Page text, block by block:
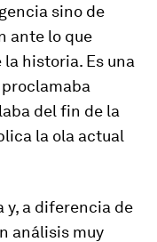
sino de
ante lo que
historia. Es una
del fin de la
la ola actual
y, a diferencia de
análisis muy